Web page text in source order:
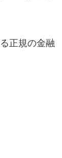
正規の金融